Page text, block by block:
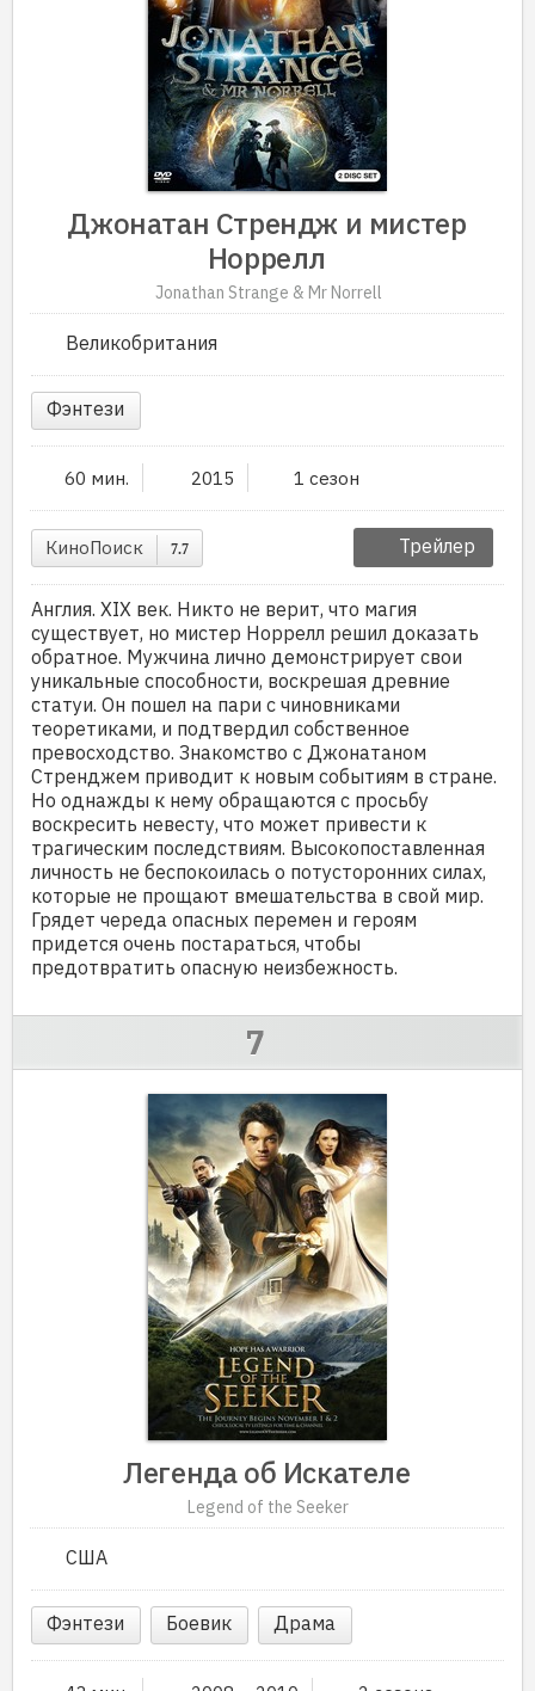
Джонатан Стрендж и мистер
Норрелл
Jonathan Strange & Mr Norrell
Великобритания
Фэнтези
60 мин. 2015 1 сезон
КиноПоиск 7.7 Трейлер
Англия. XIX век. Никто не верит, что магия
существует, но мистер Норрелл решил доказать
обратное. Мужчина лично демонстрирует свои
уникальные способности, воскрешая древние
статуи. Он пошел на пари с чиновниками
теоретиками, и подтвердил собственное
превосходство. Знакомство с Джонатаном
Стренджем приводит к новым событиям в стране.
Но однажды к нему обращаются с просьбу
воскресить невесту, что может привести к
трагическим последствиям. Высокопоставленная
личность не беспокоилась о потусторонних силах,
которые не прощают вмешательства в свой мир.
Грядет череда опасных перемен и героям
придется очень постараться, чтобы
предотвратить опасную неизбежность.
Легенда об Искателе
Legend of the Seeker
США
Фэнтези Боевик Драма